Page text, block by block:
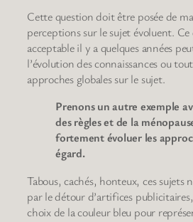
Cette question doit être posée de
perceptions sur le sujet évoluent. Ce
acceptable il y a quelques années
l’évolution des connaissances ou
approches globales sur le sujet.
Prenons un autre exemple
des règles et de la
fortement évoluer les
égard.
Tabous, cachés, honteux, ces sujets
par le détour d’artifices
choix de la couleur bleu pour